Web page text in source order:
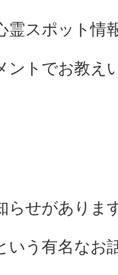
霊スポット情
ントでお教え
せがあります
いう有名なお